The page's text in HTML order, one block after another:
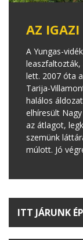
AZ
A Yungas-
lett. 2007 óta
Tarija-
halálos
elhíresült
az átlagot,
szemünk
múlott. Jó
ITT JÁRUNK